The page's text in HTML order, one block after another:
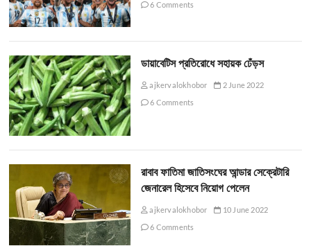
6 Comments
ডায়াবেটিস প্রতিরোধে সহায়ক ঢেঁড়স
ajkervalokhobor
2 June 2022
6 Comments
রাবাব ফাতিমা জাতিসংঘের আন্ডার সেক্রেটারি
জেনারেল হিসেবে নিয়োগ পেলেন
ajkervalokhobor
10 June 2022
6 Comments